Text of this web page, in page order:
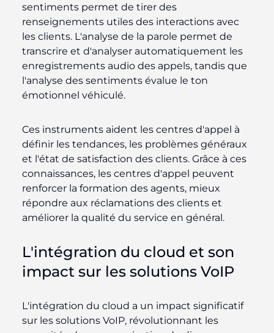
sentiments permet de tirer des
renseignements utiles des interactions avec
les clients. L'analyse de la parole permet de
transcrire et d'analyser automatiquement les
enregistrements audio des appels, tandis que
l'analyse des sentiments évalue le ton
émotionnel véhiculé.
Ces instruments aident les centres d'appel à
définir les tendances, les problèmes généraux
et l'état de satisfaction des clients. Grâce à ces
connaissances, les centres d'appel peuvent
renforcer la formation des agents, mieux
répondre aux réclamations des clients et
améliorer la qualité du service en général.
L'intégration du cloud et son
impact sur les solutions VoIP
L'intégration du cloud a un impact significatif
sur les solutions VoIP, révolutionnant les